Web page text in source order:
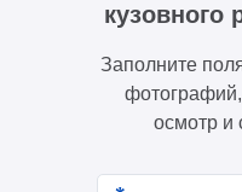
кузовного
Заполните
осмотр и